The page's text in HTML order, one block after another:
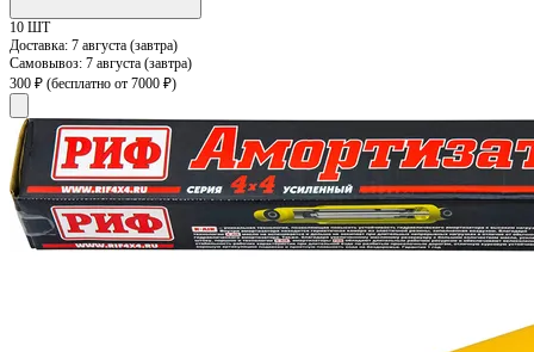
10 ШТ
Доставка: 7 августа (завтра)
Самовывоз: 7 августа (завтра)
300 ₽ (бесплатно от 7000 ₽)